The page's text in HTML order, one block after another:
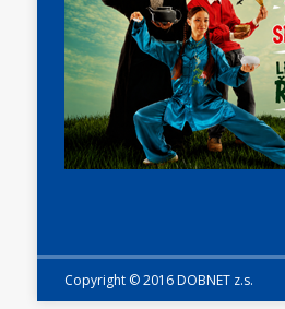
Copyright © 2016 DOBNET z.s.